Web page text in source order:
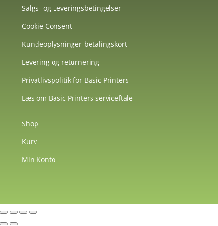
Salgs- og Leveringsbetingelser
Cookie Consent
Kundeoplysninger-betalingskort
Levering og returnering
Privatlivspolitik for Basic Printers
Læs om Basic Printers serviceftale
Shop
Kurv
Min Konto